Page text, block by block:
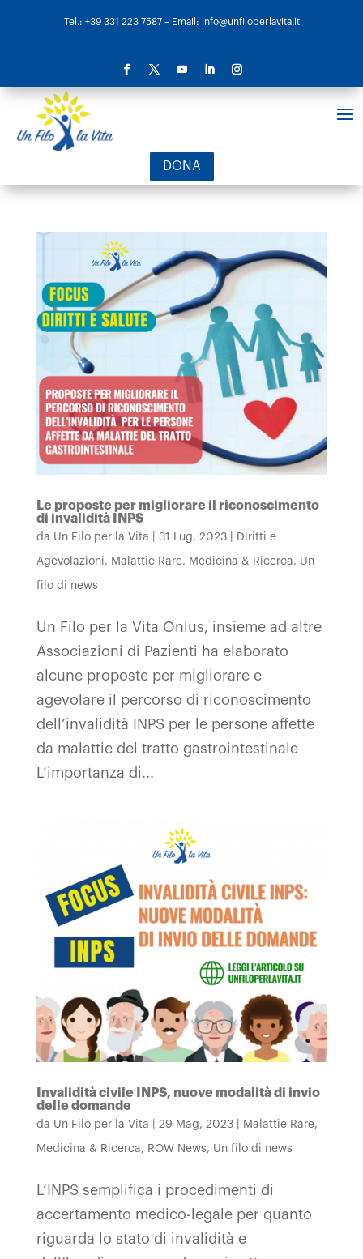
Tel.: +39 331 223 7587– Email: info@unfiloperlavita.it
DONA
Le proposte per migliorare il riconoscimento
di invalidità INPS
da Un Filo per la Vita 31 Lug, 2023| Diritti e
Agevolazioni, Malattie Rare, Medicina & Ricerca, Un
filo di news
Un Filo per la Vita Onlus, insieme ad altre
Associazioni di Pazienti ha elaborato
alcune proposte per migliorare e
agevolare il percorso di riconoscimento
dell’invalidità INPS per le persone affette
da malattie del tratto gastrointestinale
L’importanza di...
Invalidità civile INPS, nuove modalità di invio
delle domande
da Un Filo per la Vita 29 Mag, 2023| Malattie Rare,
Medicina & Ricerca, ROW News, Un filo di news
L’INPS semplifica i procedimenti di
accertamento medico-legale per quanto
riguarda lo stato di invalidità e